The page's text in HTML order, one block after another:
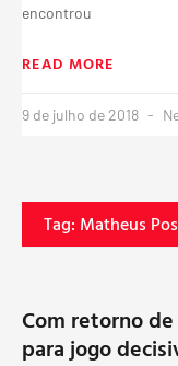
encontrou
READ MORE
9 de julho de 2018
Tag: Matheus
Com retorno
para jogo